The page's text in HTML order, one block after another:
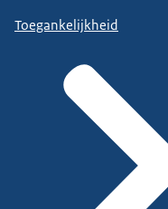
Toegankelijkheid